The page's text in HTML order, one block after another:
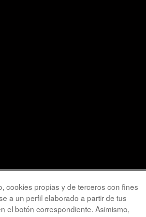
cookies propias y de terceros con fines
a un perfil elaborado a partir de tus
el botón correspondiente. Asimismo,